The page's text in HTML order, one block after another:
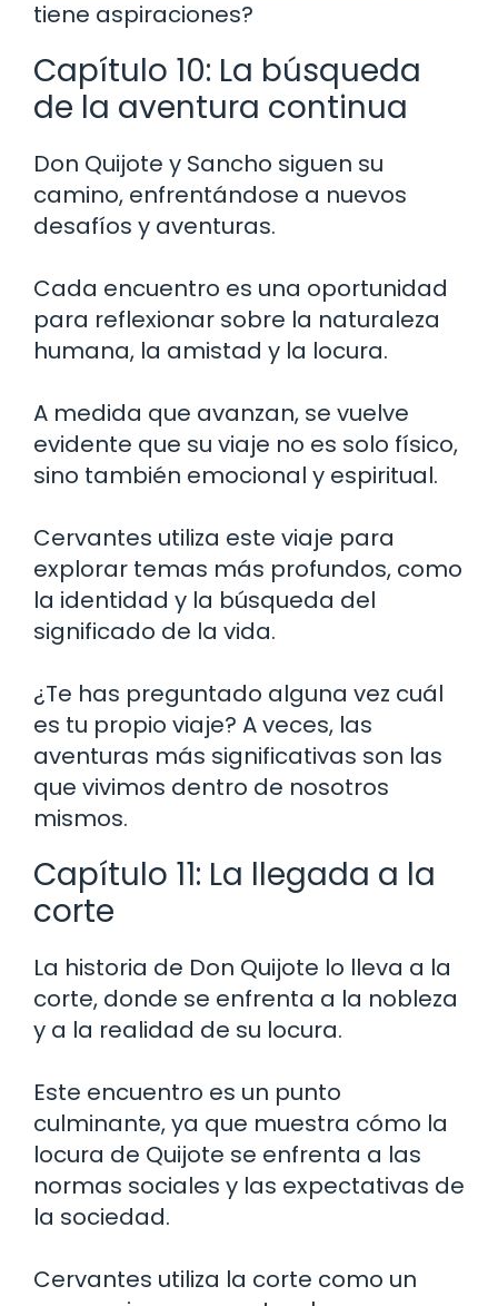
tiene aspiraciones?
Capítulo 10: La búsqueda
de la aventura continua
Don Quijote y Sancho siguen su
camino, enfrentándose a nuevos
desafíos y aventuras.
Cada encuentro es una oportunidad
para reflexionar sobre la naturaleza
humana, la amistad y la locura.
A medida que avanzan, se vuelve
evidente que su viaje no es solo físico,
sino también emocional y espiritual.
Cervantes utiliza este viaje para
explorar temas más profundos, como
la identidad y la búsqueda del
significado de la vida.
¿Te has preguntado alguna vez cuál
es tu propio viaje? A veces, las
aventuras más significativas son las
que vivimos dentro de nosotros
mismos.
Capítulo 11: La llegada a la
corte
La historia de Don Quijote lo lleva a la
corte, donde se enfrenta a la nobleza
y a la realidad de su locura.
Este encuentro es un punto
culminante, ya que muestra cómo la
locura de Quijote se enfrenta a las
normas sociales y las expectativas de
la sociedad.
Cervantes utiliza la corte como un